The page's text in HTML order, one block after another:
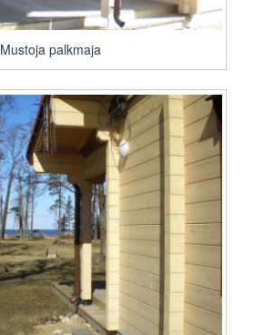
Mustoja palkmaja